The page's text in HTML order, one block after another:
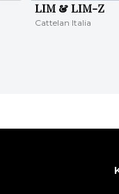
LIM & LIM-Z
Cattelan Italia